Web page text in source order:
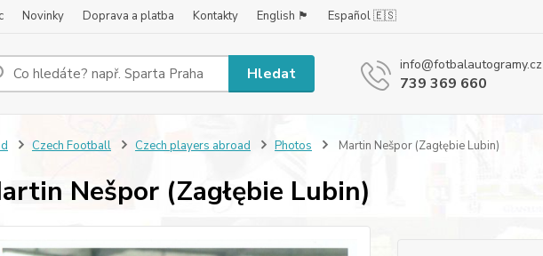
Novinky Doprava a platba Kontakty English 🏴󠁧󠁢󠁥󠁮󠁧󠁿 Español 🇪🇸
Hledat info@fotbalautogramy.cz
739 369 660
Czech Football Czech players abroad Photos Martin Nešpor (Zagłębie Lubin)
Nešpor (Zagłębie Lubin)